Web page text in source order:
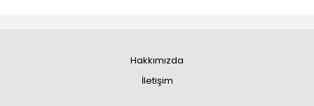
Hakkımızda
İletişim